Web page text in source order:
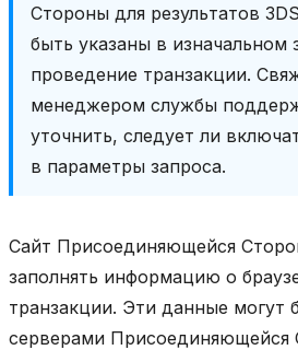
Стороны для результатов
быть указаны в изначальном
проведение транзакции.
менеджером службы
уточнить, следует ли
в параметры запроса.
Сайт Присоединяющейся
заполнять информацию о
транзакции. Эти данные могут
серверами Присоединяющейся